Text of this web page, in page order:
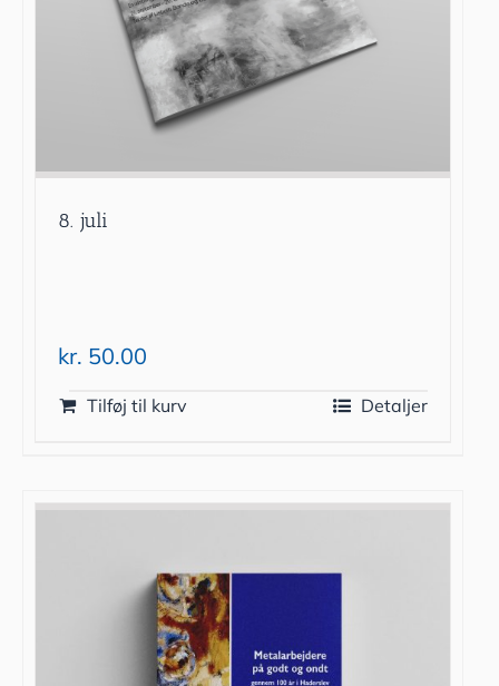
8. juli
kr. 50.00
Tilføj til kurv Detaljer